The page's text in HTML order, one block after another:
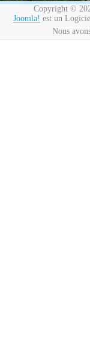
Copyright ©
Joomla! est un
Nous